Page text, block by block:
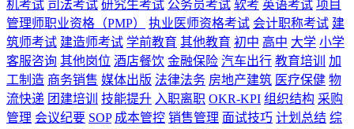
机考试 司法考试 研究生考试 公务员考试 软考 英语考试 项目
管理师职业资格（PMP）
执业医师资格考试 会计职称考试 建
筑师考试 建造师考试 学前教育 其他教育 初中 高中 大学 小学
客服咨询 其他岗位 酒店餐饮 金融保险 汽车出行 教育培训
加
工制造 商务销售 媒体出版 法律法务 房地产建筑 医疗保健 物
流快递 团建培训 技能提升 入职离职 OKR-KPI 组织结构 采购
管理 会议纪要 SOP 成本管控 销售管理 面试技巧 计划总结 综